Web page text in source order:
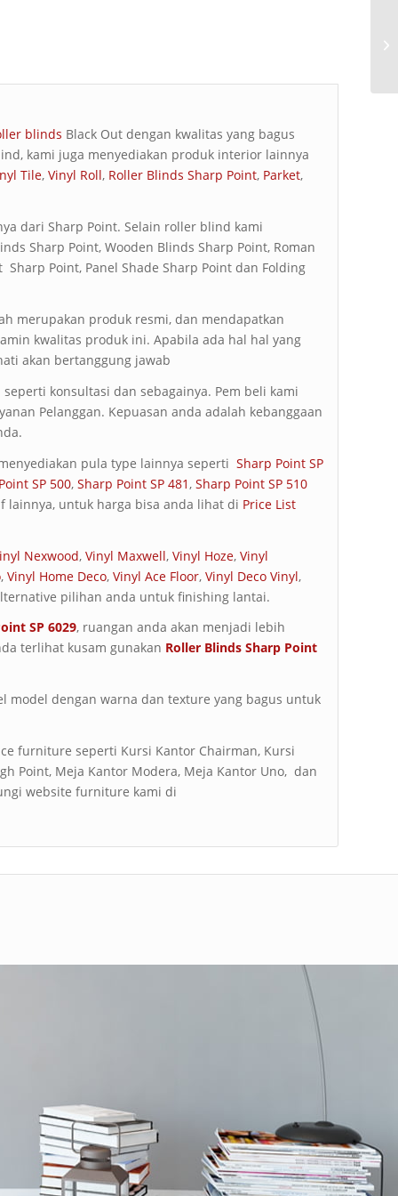
blinds Black Out dengan kwalitas yang bagus
kami juga menyediakan produk interior lainnya
Tile,Vinyl Roll, Roller Blinds Sharp Point, Parket,
dari Sharp Point. Selain roller blind kami
Sharp Point, Wooden Blinds Sharp Point, Roman
Point, Panel Shade Sharp Point dan Folding
merupakan produk resmi, dan mendapatkan
kwalitas produk ini. Apabila ada hal hal yang
akan bertanggung jawab
konsultasi dan sebagainya. Pem beli kami
Pelanggan. Kepuasan anda adalah kebanggaan
pula type lainnya sepertiSharp Point SP
SP 500,Sharp Point SP 481 ,Sharp Point SP 510
untuk harga bisa anda lihat di Price List
Nexwood,Vinyl Maxwell,Vinyl Hoze,Vinyl
,Vinyl Home Deco,Vinyl Ace Floor,Vinyl Deco Vinyl,
pilihan anda untuk finishing lantai.
SP 6029, ruangan anda akan menjadi lebih
terlihat kusam gunakan Roller Blinds Sharp Point
model dengan warna dan texture yang bagus untuk
furniture seperti Kursi Kantor Chairman, Kursi
Point, Meja Kantor Modera, Meja Kantor Uno, dan
website furniture kami di